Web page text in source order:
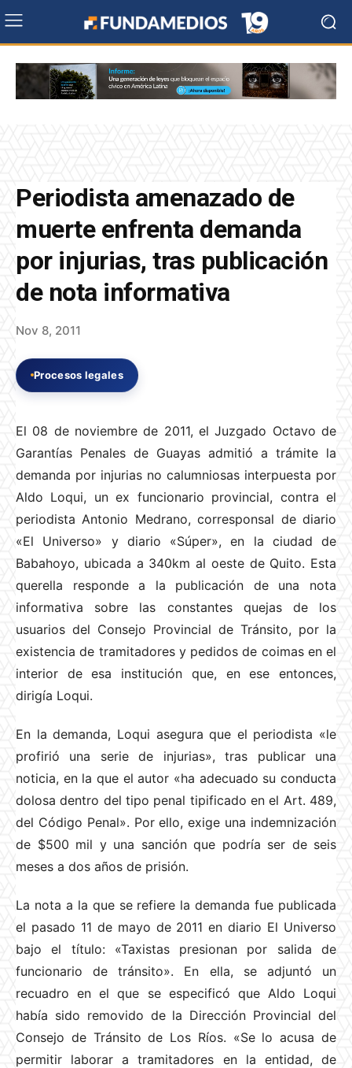
Periodista amenazado de
muerte enfrenta demanda
por injurias, tras publicación
de nota informativa
Nov 8, 2011
Procesos legales
El 08 de noviembre de 2011, el Juzgado Octavo de
Garantías Penales de Guayas admitió a trámite la
demanda por injurias no calumniosas interpuesta por
Aldo Loqui, un ex funcionario provincial, contra el
periodista Antonio Medrano, corresponsal de diario
«El Universo» y diario «Súper», en la ciudad de
Babahoyo, ubicada a 340km al oeste de Quito. Esta
querella responde a la publicación de una nota
informativa sobre las constantes quejas de los
usuarios del Consejo Provincial de Tránsito, por la
existencia de tramitadores y pedidos de coimas en el
interior de esa institución que, en ese entonces,
dirigía Loqui.
En la demanda, Loqui asegura que el periodista «le
profirió una serie de injurias», tras publicar una
noticia, en la que el autor «ha adecuado su conducta
dolosa dentro del tipo penal tipificado en el Art. 489,
del Código Penal». Por ello, exige una indemnización
de $500 mil y una sanción que podría ser de seis
meses a dos años de prisión.
La nota a la que se refiere la demanda fue publicada
el pasado 11 de mayo de 2011 en diario El Universo
bajo el título: «Taxistas presionan por salida de
funcionario de tránsito». En ella, se adjuntó un
recuadro en el que se especificó que Aldo Loqui
había sido removido de la Dirección Provincial del
Consejo de Tránsito de Los Ríos. «Se lo acusa de
permitir laborar a tramitadores en la entidad, de